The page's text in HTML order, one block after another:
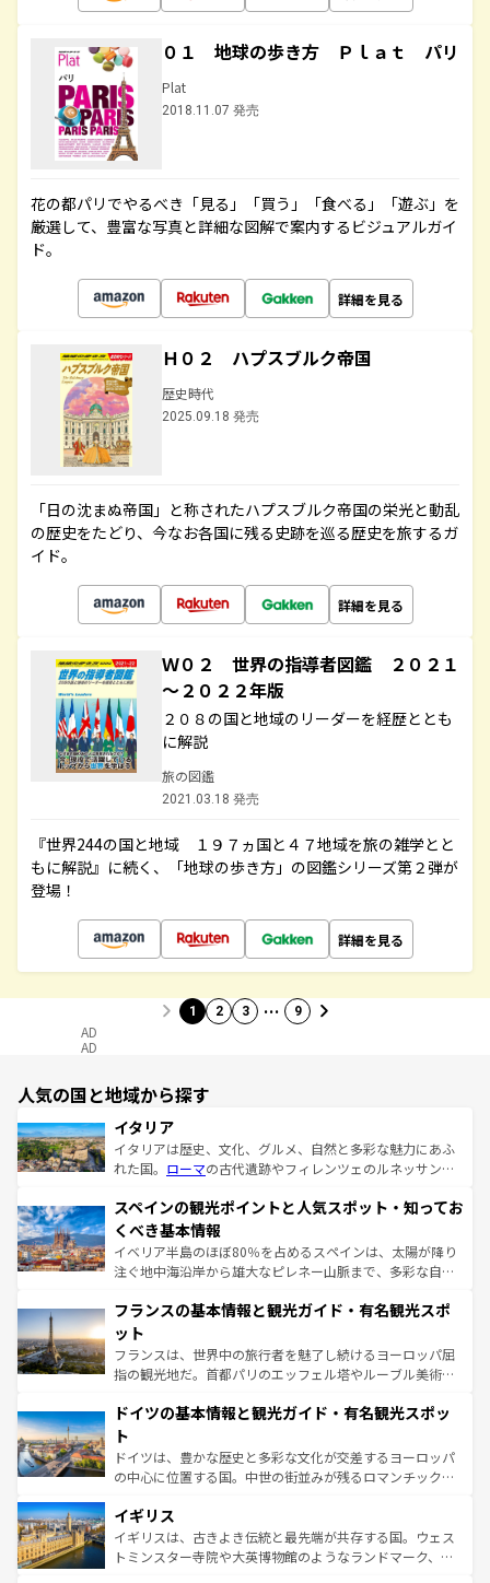
０１ 地球の歩き方 Ｐｌａｔ パリ
Plat
2018.11.07 発売
花の都パリでやるべき「見る」「買う」「食べる」「遊ぶ」を
厳選して、豊富な写真と詳細な図解で案内するビジュアルガイ
ド。
詳細を見る
Ｈ０２ ハプスブルク帝国
歴史時代
2025.09.18 発売
「日の沈まぬ帝国」と称されたハプスブルク帝国の栄光と動乱
の歴史をたどり、今なお各国に残る史跡を巡る歴史を旅するガ
イド。
詳細を見る
Ｗ０２ 世界の指導者図鑑 ２０２１
～２０２２年版
２０８の国と地域のリーダーを経歴ととも
に解説
旅の図鑑
2021.03.18 発売
『世界244の国と地域 １９７ヵ国と４７地域を旅の雑学とと
もに解説』に続く、「地球の歩き方」の図鑑シリーズ第２弾が
登場！
詳細を見る
1 2 3 … 9
AD
AD
人気の国と地域から探す
イタリア
イタリアは歴史、文化、グルメ、自然と多彩な魅力にあふ
れた国。 ローマの古代遺跡やフィレンツェのルネッサンス
ろん、トスカーナの美しい田園風景やアマルフィ海岸の絶
景など、自然景観も見逃せない。観光の合間には、本場の
ピザやパスタなど、絶品のイタリア料理を堪能することも
できる。朝目覚めてから夜眠るまで、すべての瞬間を楽し
なお、新着のイタリア情報はコンテンツ一覧を参照してほ
しい。
スペインの観光ポイントと人気スポット・知ってお
くべき基本情報
イベリア半島のほぼ80％を占めるスペインは、太陽が降り
注ぐ地中海沿岸から雄大なピレネー山脈まで、多彩な自然
文化が根付くこの国では、情熱的なフラメンコ、熱気あふ
れる闘牛、そして美味しいタパスが生活の一部となってい
る。首都マドリードの洗練された雰囲気や、バルセロナの
アートに溢れた街角から、地方では古代ローマ遺跡や中世
せる。地方によって風土や気候が異なるスペインはその個
ンテンツ一覧 を参照してほしい。
フランスの基本情報と観光ガイド・有名観光スポ
ット
フランスは、世界中の旅行者を魅了し続けるヨーロッパ屈
指の観光地だ。首都パリのエッフェル塔やルーブル美術館
で、幅広い魅力が詰まっている。華麗な宮殿、歴史的な大
聖堂、美しいビーチ、そして豊かな自然が、訪れる者を心
から魅了する。また、フランスは美食の国としても知ら
れ、フランス料理はユネスコ無形文化遺産にも登録されて
香り高いラベンダー畑など、多彩な楽しみ方が可能だ。さ
らに、パリ以外の地域にも魅力が溢れており、どの街角に
も豊かな歴史と文化が息づいている。パリ以外の個性あふ
ドイツの基本情報と観光ガイド・有名観光スポッ
ト
ドイツは、豊かな歴史と多彩な文化が交差するヨーロッパ
の中心に位置する国。中世の街並みが残るロマンチック街
顔を持つこの国は、どこを歩いても飽きることがない。ベ
ルリンの文化的活気、バイエルン州のアルプスの絶景、そ
してライン川沿いのワイン畑といった風景は必見。ビール
イギリス
イギリスは、古きよき伝統と最先端が共存する国。ウェス
トミンスター寺院や大英博物館のようなランドマーク、歴